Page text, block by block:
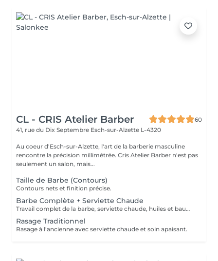
CL - CRIS Atelier Barber
60
41, rue du Dix Septembre Esch-sur-Alzette L-4320
Au coeur d'Esch-sur-Alzette, l'art de la barberie masculine
rencontre la précision millimétrée. Cris Atelier Barber n'est pas
seulement un salon, mais...
Taille de Barbe (Contours)
Contours nets et finition précise.
Barbe Complète + Serviette Chaude
Travail complet de la barbe, serviette chaude, huiles et baume.
Rasage Traditionnel
Rasage à l'ancienne avec serviette chaude et soin apaisant.